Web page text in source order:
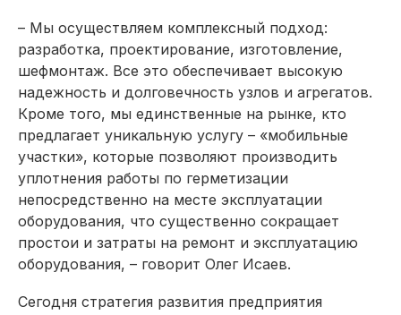
– Мы осуществляем комплексный подход:
разработка, проектирование, изготовление,
шефмонтаж. Все это обеспечивает высокую
надежность и долговечность узлов и агрегатов.
Кроме того, мы единственные на рынке, кто
предлагает уникальную услугу – «мобильные
участки», которые позволяют производить
уплотнения работы по герметизации
непосредственно на месте эксплуатации
оборудования, что существенно сокращает
простои и затраты на ремонт и эксплуатацию
оборудования, – говорит Олег Исаев.
Сегодня стратегия развития предприятия